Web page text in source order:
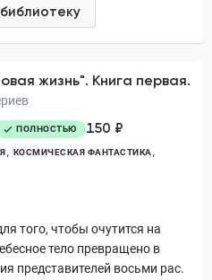
жизнь". Книга первая.
ПОЛНОСТЬЮ 150 ₽
КОСМИЧЕСКАЯ ФАНТАСТИКА
того, чтобы очутится на
тело превращено в
представителей восьми рас.